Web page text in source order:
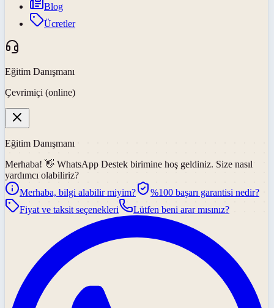
Blog
Ücretler
Eğitim Danışmanı
Çevrimiçi (online)
Eğitim Danışmanı
Merhaba! 👋 WhatsApp Destek birimine hoş geldiniz. Size nasıl
yardımcı olabiliriz?
Merhaba, bilgi alabilir miyim?
%100 başarı garantisi nedir?
Fiyat ve taksit seçenekleri
Lütfen beni arar mısınız?